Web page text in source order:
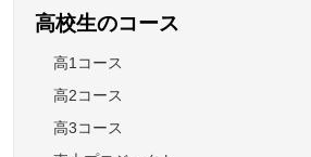
高校生のコース
高1コース
高2コース
高3コース